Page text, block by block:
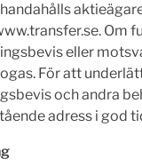
Om
eller
För att
och andra
adress i god